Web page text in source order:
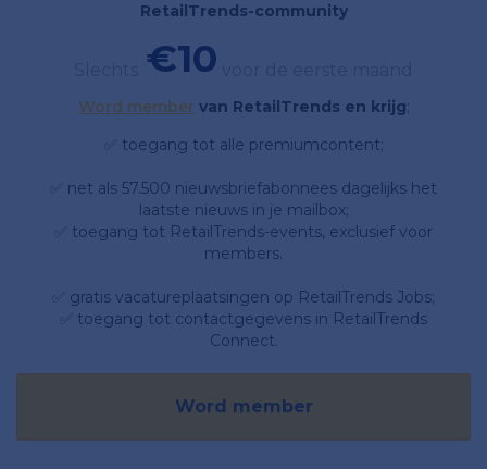
RetailTrends-community
€10
Word member van RetailTrends en krijg;
✅ toegang tot alle premiumcontent;
✅ net als 57.500 nieuwsbriefabonnees dagelijks het
laatste nieuws in je mailbox;
✅ toegang tot RetailTrends-events, exclusief voor
members.
✅ gratis vacatureplaatsingen op RetailTrends Jobs;
✅ toegang tot contactgegevens in RetailTrends
Connect.
Word member